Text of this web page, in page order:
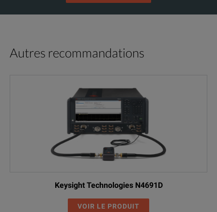
Autres recommandations
Keysight Technologies N4691D
VOIR LE PRODUIT